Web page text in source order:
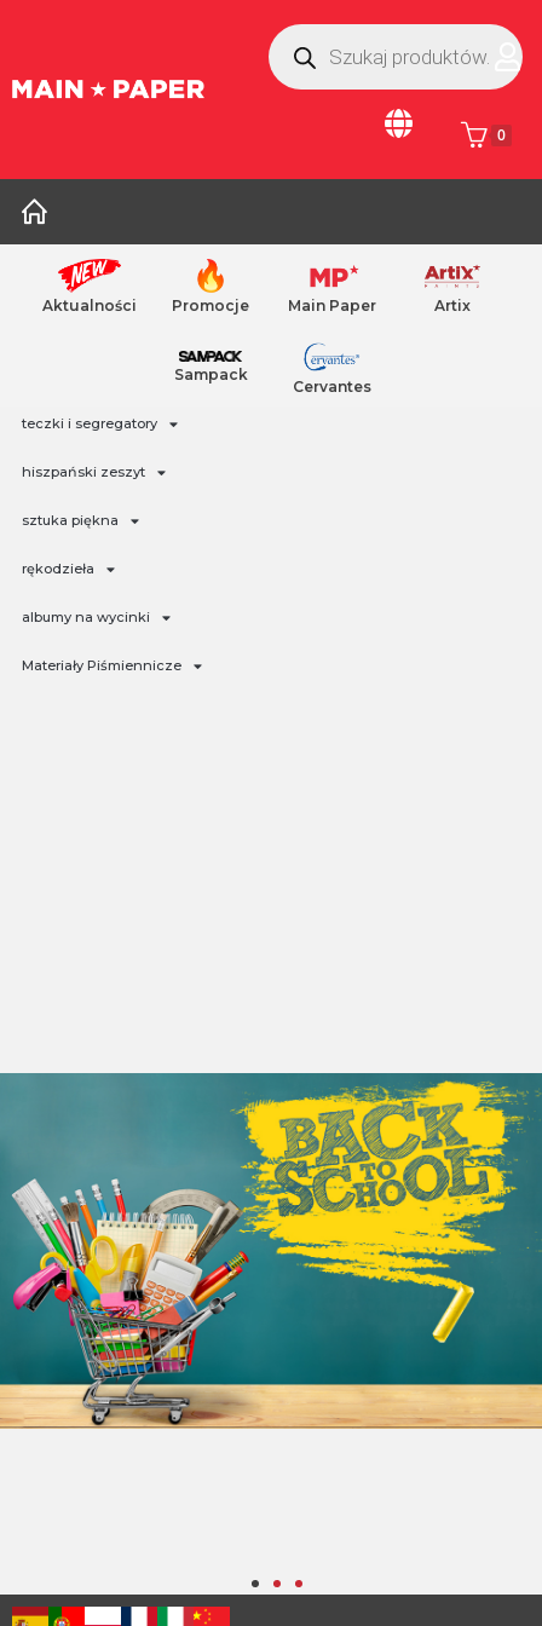
0
Aktualności Promocje Main Paper Artix
Sampack
Cervantes
teczki i segregatory
hiszpański zeszyt
sztuka piękna
rękodzieła
albumy na wycinki
Materiały Piśmiennicze